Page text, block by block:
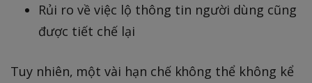
Rủi ro về việc lộ thông tin người dùng cũng
được tiết chế lại
Tuy nhiên, một vài hạn chế không thể không kể